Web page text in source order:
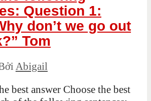
Question 1:
don’t we go out
Tom
Abigail
best answer Choose the best